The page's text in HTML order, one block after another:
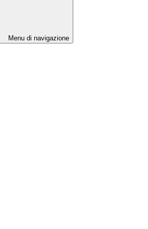
Menu di navigazione